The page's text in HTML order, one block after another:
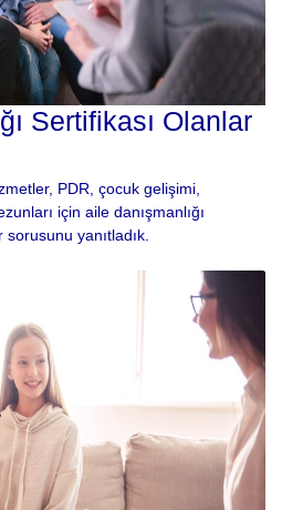
Sertifikası Olanlar
PDR, çocuk gelişimi,
için aile danışmanlığı
yanıtladık.